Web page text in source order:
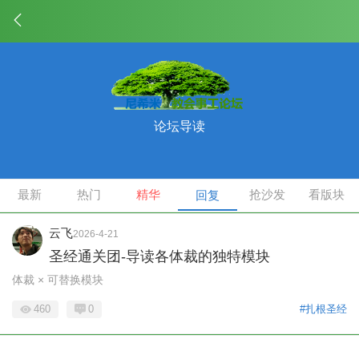
论坛导读
最新 热门 精华 回复 抢沙发 看版块
云飞2026-4-21
圣经通关团-导读各体裁的独特模块
体裁 × 可替换模块
#扎根圣经
460 0